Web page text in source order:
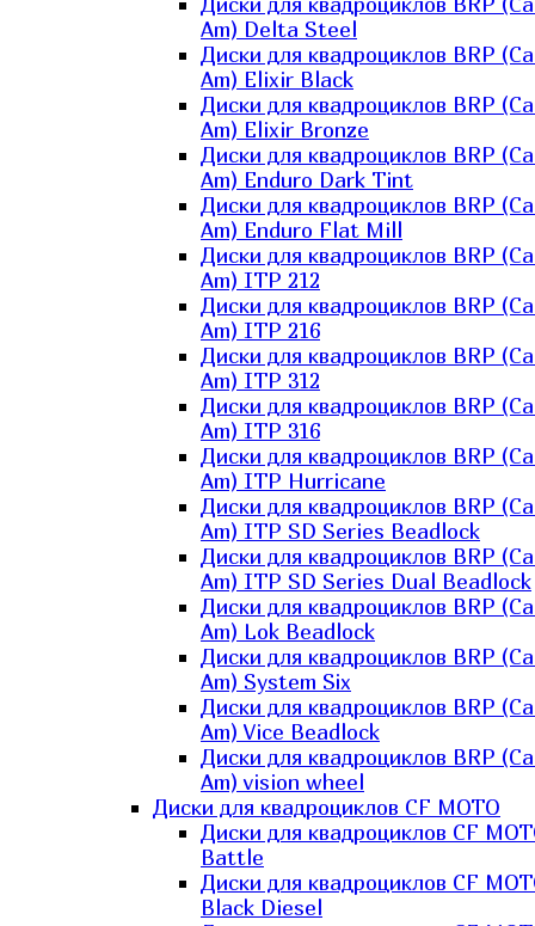
Am) Delta Steel
Диски для квадроциклов BRP
Am) Elixir Black
Диски для квадроциклов BRP
Am) Elixir Bronze
Диски для квадроциклов BRP
Am) Enduro Dark Tint
Диски для квадроциклов BRP
Am) Enduro Flat Mill
Диски для квадроциклов BRP
Am) ITP 212
Диски для квадроциклов BRP
Am) ITP 216
Диски для квадроциклов BRP
Am) ITP 312
Диски для квадроциклов BRP
Am) ITP 316
Диски для квадроциклов BRP
Am) ITP Hurricane
Диски для квадроциклов BRP
Am) ITP SD Series Beadlock
Диски для квадроциклов BRP
Am) ITP SD Series Dual Beadlock
Диски для квадроциклов BRP
Am) Lok Beadlock
Диски для квадроциклов BRP
Am) System Six
Диски для квадроциклов BRP
Am) Vice Beadlock
Диски для квадроциклов BRP
Am) vision wheel
Диски для квадроциклов CF MOTO
Диски для квадроциклов CF
Battle
Диски для квадроциклов CF
Black Diesel